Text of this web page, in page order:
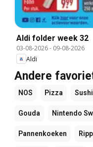
Aldi folder week 32
03-08-2026- 09-08-2026
Aldi
Andere
NOS Pizza Sushi
Gouda Nintendo
Pannenkoeken